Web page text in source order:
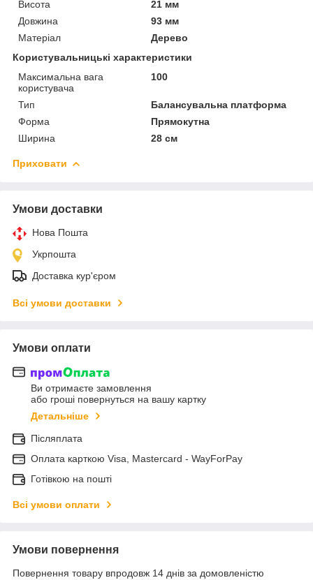
Висота
21 мм
Довжина
93 мм
Матеріал
Дерево
Користувальницькі характеристики
Максимальна вага
користувача
100
Тип
Балансувальна платформа
Форма
Прямокутна
Ширина
28 см
Приховати
Умови доставки
Нова Пошта
Укрпошта
Доставка кур'єром
Всі умови доставки
Умови оплати
Ви отримаєте замовлення
або гроші повернуться на вашу картку
Детальніше
Післяплата
Оплата карткою Visa, Mastercard - WayForPay
Готівкою на пошті
Всі умови оплати
Умови повернення
Повернення товару впродовж 14 днів за домовленістю